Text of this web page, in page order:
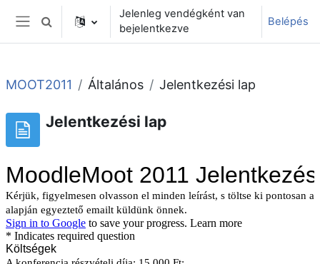
Tovább a fő tartalomhoz
Oldalpanel
Keresési bemeneti adatok váltása
Jelenleg vendégként van
bejelentkezve
Belépés
MOOT2011 Általános Jelentkezési lap
Jelentkezési lap